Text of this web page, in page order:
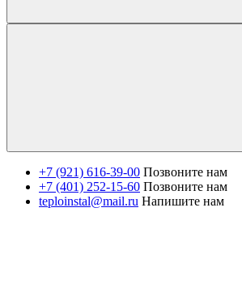
+7 (921) 616-39-00 Позвоните нам
+7 (401) 252-15-60 Позвоните нам
teploinstal@mail.ru Напишите нам